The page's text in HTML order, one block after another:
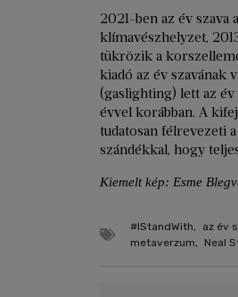
2021-ben az év
klímavészhelyzet,
tükrözik a
kiadó az év szavának
(gaslighting) lett az
évvel korábban. A
tudatosan félrevezeti
szándékkal, hogy
Kiemelt kép: Esme
#IStandWith, az év
metaverzum, Neal